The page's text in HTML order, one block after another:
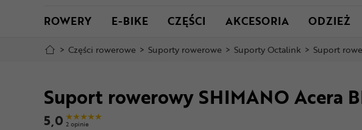
Szczegółowe informacje
Mapa strony
ROWERY E-BIKE CZĘŚCI AKCESORIA ODZIEŻ
> Części rowerowe > Suporty rowerowe > Suporty Octalink > Suport
Suport rowerowy SHIMANO Acera
5,0 2 opinie